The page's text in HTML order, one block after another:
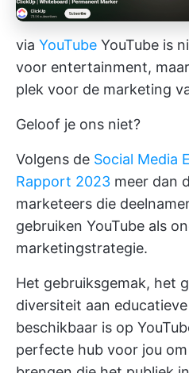
via YouTube YouTube is
voor entertainment,
plek voor de marketing
Geloof je ons niet?
Volgens de Social Media
Rapport 2023 meer dan
marketeers die
gebruiken YouTube als
marketingstrategie.
Het gebruiksgemak, het
diversiteit aan
beschikbaar is op
perfecte hub voor jou